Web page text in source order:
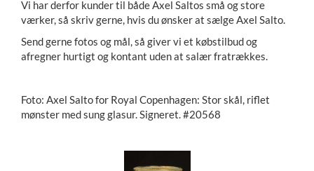
Vi har derfor kunder til både Axel Saltos små og store
værker, så skriv gerne, hvis du ønsker at sælge Axel Salto.
Send gerne fotos og mål, så giver vi et købstilbud og
afregner hurtigt og kontant uden at salær fratrækkes.
Foto: Axel Salto for Royal Copenhagen: Stor skål, riflet
mønster med sung glasur. Signeret. #20568